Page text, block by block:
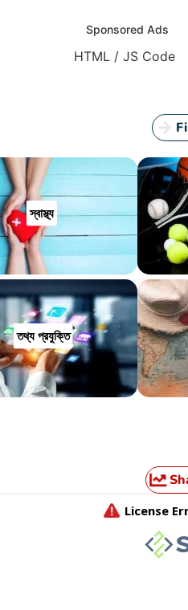
Sponsored Ads
HTML / JS Code
স্বাস্থ্য
তথ্য প্রযুক্তি